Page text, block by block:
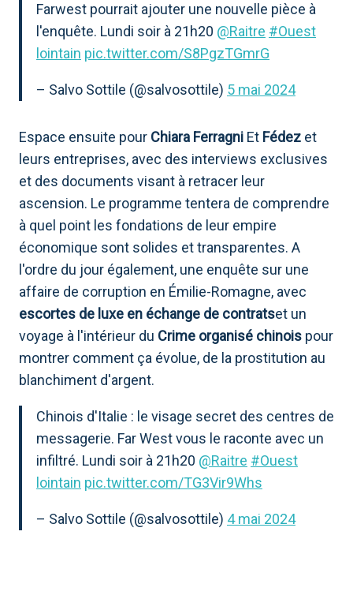
Farwest pourrait ajouter une nouvelle pièce à
l'enquête. Lundi soir à 21h20 @Raitre #Ouest
lointain pic.twitter.com/S8PgzTGmrG
– Salvo Sottile (@salvosottile) 5 mai 2024
Espace ensuite pour Chiara Ferragni Et Fédez et
leurs entreprises, avec des interviews exclusives
et des documents visant à retracer leur
ascension. Le programme tentera de comprendre
à quel point les fondations de leur empire
économique sont solides et transparentes. A
l'ordre du jour également, une enquête sur une
affaire de corruption en Émilie-Romagne, avec
escortes de luxe en échange de contratset un
voyage à l'intérieur du Crime organisé chinois pour
montrer comment ça évolue, de la prostitution au
blanchiment d'argent.
Chinois d'Italie : le visage secret des centres de
messagerie. Far West vous le raconte avec un
infiltré. Lundi soir à 21h20 @Raitre #Ouest
lointain pic.twitter.com/TG3Vir9Whs
– Salvo Sottile (@salvosottile) 4 mai 2024